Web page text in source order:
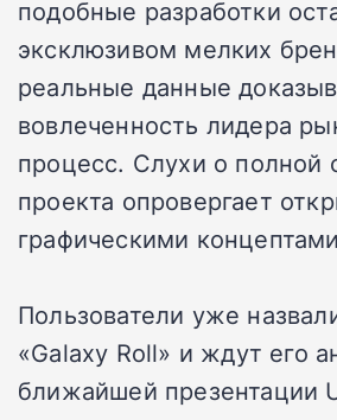
подобные разработки
эксклюзивом мелких
реальные данные
вовлеченность лидера
процесс. Слухи о полной
проекта опровергает
графическими
Пользователи уже
«Galaxy Roll» и ждут его
ближайшей презентации